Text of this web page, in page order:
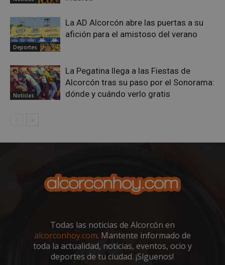
Deportes
La AD Alcorcón abre las puertas a su
afición para el amistoso del verano
Noticias
La Pegatina llega a las Fiestas de
Alcorcón tras su paso por el Sonorama:
dónde y cuándo verlo gratis
Todas las noticias de Alcorcón en
alcorconhoy.com. Mantente informado de
toda la actualidad, noticias, eventos, ocio y
deportes de tu ciudad. ¡Síguenos!
AWSALBCORS
Amazon.com
Inc.
embed.bsky.app
1 semana
sp_landing
Spotify Inc.